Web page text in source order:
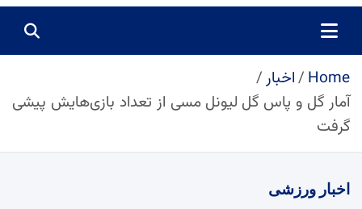
Home
اخبار
آمار گل و پاس گل لیونل مسی از تعداد بازی‌هایش پیشی
گرفت
اخبار ورزشی